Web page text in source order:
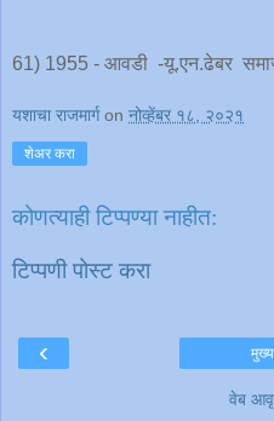
61) 1955 - आवडी -यू.एन.ढेबर
यशाचा राजमार्ग on नोव्हेंबर १८, २०२१
शेअर करा
कोणत्याही टिप्पण्‍या नाहीत:
टिप्पणी पोस्ट करा
‹
वेब